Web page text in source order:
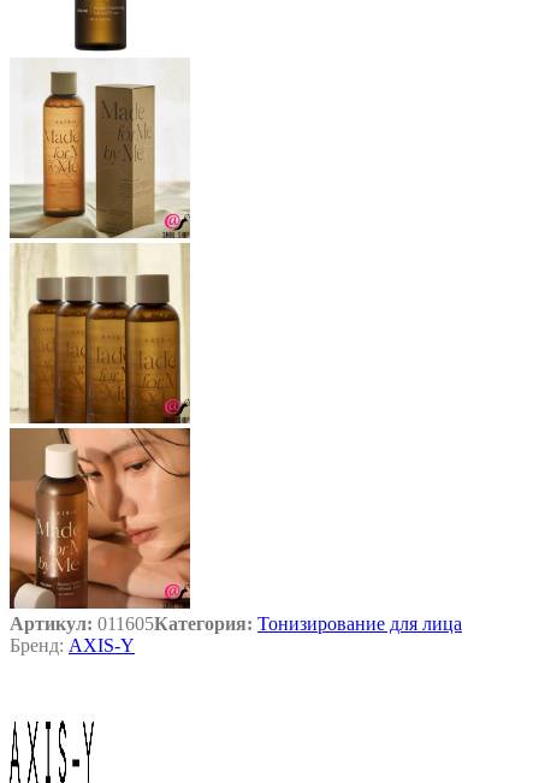
Артикул: 011605Категория: Тонизирование для лица
Бренд: AXIS-Y